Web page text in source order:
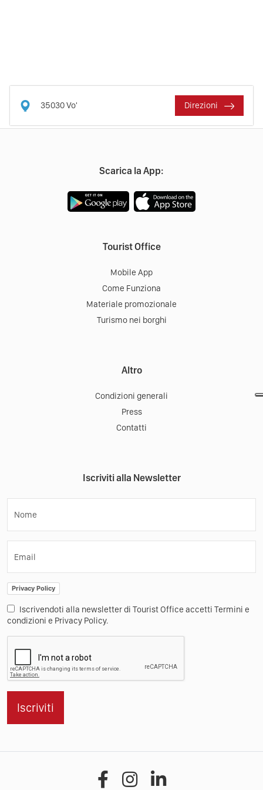
35030Vo' Direzioni
Scarica la App:
Tourist Office
Mobile App
Come Funziona
Materiale promozionale
Turismo nei borghi
Altro
Condizioni generali
Press
Contatti
Iscriviti alla Newsletter
Nome
Email
Privacy Policy
Iscrivendoti alla newsletter di Tourist Office accetti Termini e
condizioni e Privacy Policy.
Iscriviti